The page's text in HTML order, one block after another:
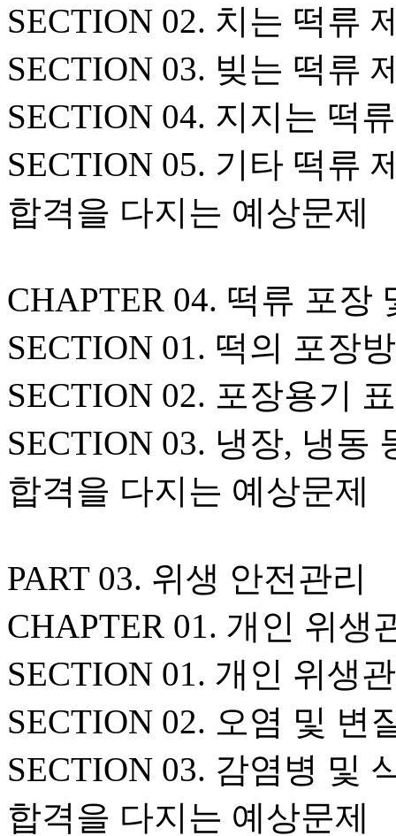
SECTION 02. 치는 떡류
SECTION 03. 빚는 떡류
SECTION 04. 지지는 떡
SECTION 05. 기타 떡류
합격을 다지는 예상문제
CHAPTER 04. 떡류 포장
SECTION 01. 떡의 포장
SECTION 02. 포장용기
SECTION 03. 냉장, 냉동
합격을 다지는 예상문제
PART 03. 위생 안전관리
CHAPTER 01. 개인 위생
SECTION 01. 개인 위생
SECTION 02. 오염 및 변
SECTION 03. 감염병 및
합격을 다지는 예상문제